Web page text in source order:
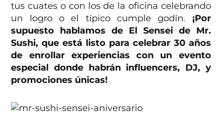
tus cuates o con los de la oficina celebrando
un logro o el típico cumple godín. ¡Por
supuesto hablamos de El Sensei de Mr.
Sushi, que está listo para celebrar 30 años
de enrollar experiencias con un evento
especial donde habrán influencers, DJ, y
promociones únicas!